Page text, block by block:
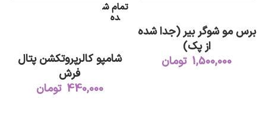
برس مو شوگر بیر (جدا شده
از پک)
1,500,000 تومان
تمام ش
ده
شامپو کالرپروتکشن پتال
فرش
440,000 تومان